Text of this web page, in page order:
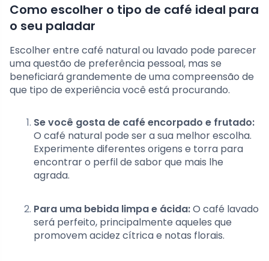
Como escolher o tipo de café ideal para
o seu paladar
Escolher entre café natural ou lavado pode parecer
uma questão de preferência pessoal, mas se
beneficiará grandemente de uma compreensão de
que tipo de experiência você está procurando.
Se você gosta de café encorpado e frutado:
O café natural pode ser a sua melhor escolha.
Experimente diferentes origens e torra para
encontrar o perfil de sabor que mais lhe
agrada.
Para uma bebida limpa e ácida:O café lavado
será perfeito, principalmente aqueles que
promovem acidez cítrica e notas florais.